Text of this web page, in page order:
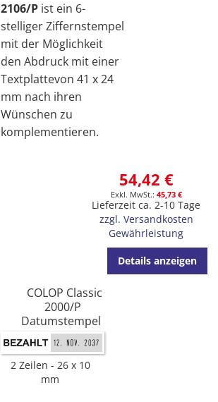
2106/P ist ein 6-
stelliger Ziffernstempel
mit der Möglichkeit
den Abdruck mit einer
Textplattevon 41 x 24
mm nach ihren
Wünschen zu
komplementieren.
54,42 €
45,73 €
Lieferzeit ca. 2-10 Tage
zzgl. Versandkosten
Gewährleistung
Details anzeigen
COLOP Classic
2000/P
Datumstempel
2 Zeilen
26 x 10
mm